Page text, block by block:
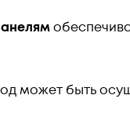
может быть